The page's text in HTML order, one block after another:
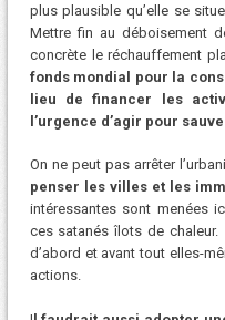
plus plausible qu’elle se
Mettre fin au déboisement
concrète le réchauffement
fonds mondial pour la
lieu de financer les
l’urgence d’agir pour
On ne peut pas arrêter
penser les villes et les
intéressantes sont menées
ces satanés îlots de
d’abord et avant tout elles-
actions.